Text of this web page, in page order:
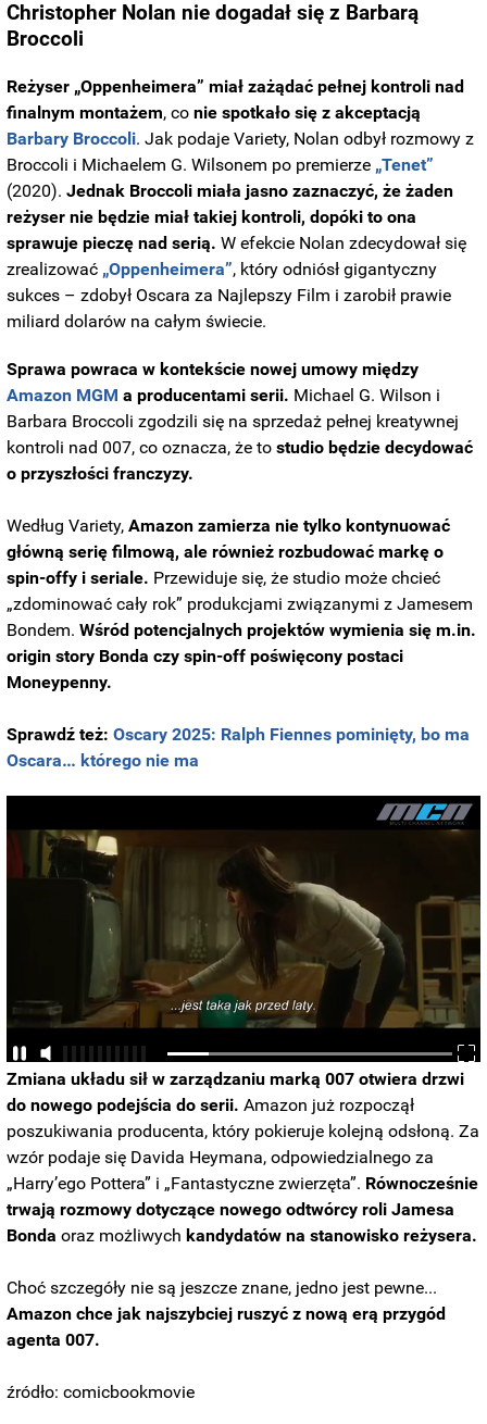
Christopher Nolan nie dogadał się z Barbarą
Broccoli
Reżyser „Oppenheimera” miał zażądać pełnej kontroli nad
finalnym montażem, conie spotkało się z akceptacją
Barbary Broccoli. Jak podaje Variety, Nolan odbył rozmowy z
Broccoli i Michaelem G. Wilsonem po premierze „Tenet”
(2020).Jednak Broccoli miała jasno zaznaczyć, że żaden
reżyser nie będzie miał takiej kontroli, dopóki to ona
sprawuje pieczę nad serią. W efekcie Nolan zdecydował się
zrealizować „Oppenheimera”, który odniósł gigantyczny
sukces – zdobył Oscara za Najlepszy Film i zarobił prawie
miliard dolarów na całym świecie.
Sprawa powraca w kontekście nowej umowy między
Amazon MGM a producentami serii. Michael G. Wilson i
Barbara Broccoli zgodzili się na sprzedaż pełnej kreatywnej
kontroli nad 007, co oznacza, że tostudio będzie decydować
o przyszłości franczyzy.
Według Variety,Amazon zamierza nie tylko kontynuować
główną serię filmową, ale również rozbudować markę o
spin-offy i seriale. Przewiduje się, że studio może chcieć
„zdominować cały rok” produkcjami związanymi z Jamesem
Bondem.Wśród potencjalnych projektów wymienia się m.in.
origin story Bonda czy spin-off poświęcony postaci
Moneypenny.
Sprawdź też:Oscary 2025: Ralph Fiennes pominięty, bo ma
Oscara… którego nie ma
Zmiana układu sił w zarządzaniu marką 007 otwiera drzwi
do nowego podejścia do serii. Amazon już rozpoczął
poszukiwania producenta, który pokieruje kolejną odsłoną. Za
wzór podaje się Davida Heymana, odpowiedzialnego za
„Harry’ego Pottera” i „Fantastyczne zwierzęta”. Równocześnie
trwają rozmowy dotyczące nowego odtwórcy roli Jamesa
Bonda oraz możliwych kandydatów na stanowisko reżysera.
Choć szczegóły nie są jeszcze znane, jedno jest pewne...
Amazon chce jak najszybciej ruszyć z nową erą przygód
agenta 007.
źródło: comicbookmovie